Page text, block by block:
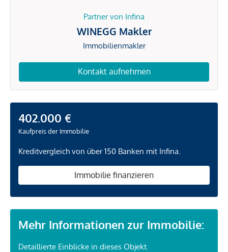
Partner von Infina
WINEGG Makler
Immobilienmakler
Kontakt aufnehmen
402.000 €
Kaufpreis der Immobilie
Kreditvergleich von über 150 Banken mit Infina.
Immobilie finanzieren
Mehr Informationen zur Immobilie:
Detaillierte Einblicke in dieses Objekt.